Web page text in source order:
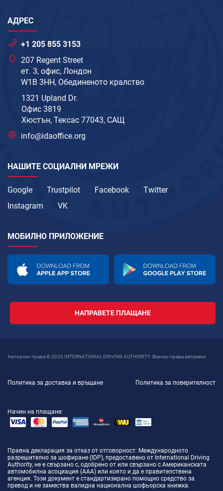
АДРЕС
+1 205 855 3153
207 Regent Street
ет. 3, офис, Лондон
W1B 3HH, Обединеното кралство
1321 Upland Dr.
Офис 3819
Хюстън, Тексас 77043, САЩ
info@idaoffice.org
НАШИТЕ СОЦИАЛНИ МРЕЖИ
Google Trustpilot Facebook
Twitter
Instagram
VK
МОБИЛНО ПРИЛОЖЕНИЕ
НАПРАВЕТЕ ПЛАЩАНЕ
Авторски права © 2026 INTERNATIONAL DRIVING AUTHORITY. Всички права запазени
Политика за доставка и връщане Политика за поверителност
Начин на плащане:
Правна декларация за отказ от отговорност: Международното
разрешително за шофиране (IDP), предоставено от International Driving
Authority, не е свързано с, одобрено от или свързано с Американската
автомобилна асоциация (AAA) или която и да е правителствена
агенция. Този документ е стандартизирано помощно средство за
превод и не замества валидна национална шофьорска книжка.